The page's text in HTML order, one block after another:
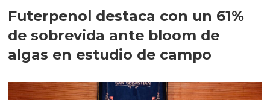
Futerpenol destaca con un 61%
de sobrevida ante bloom de
algas en estudio de campo